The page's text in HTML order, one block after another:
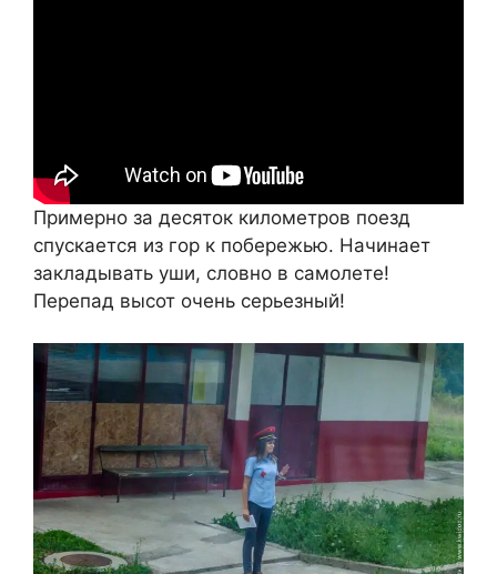
Примерно за десяток километров поезд
спускается из гор к побережью. Начинает
закладывать уши, словно в самолете!
Перепад высот очень серьезный!